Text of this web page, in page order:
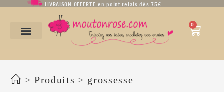
LIVRAISON OFFERTE en point relais dès 75€
0
> Produits > grossesse